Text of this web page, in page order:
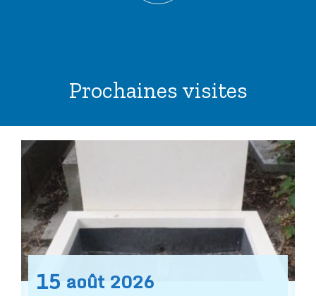
Prochaines visites
15 août 2026